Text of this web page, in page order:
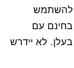
להשתמש
בחינם עם
לא יידרש